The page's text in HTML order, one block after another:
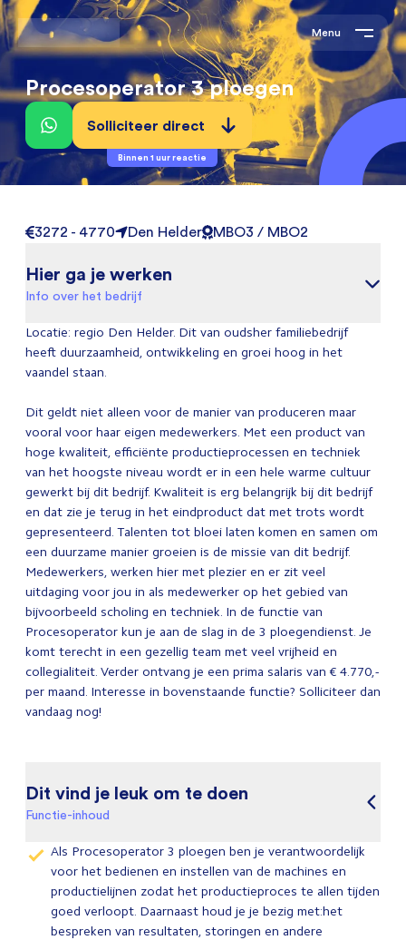
Menu
Procesoperator 3 ploegen
Solliciteer direct
Binnen 1 uur reactie
3272 - 4770 Den Helder MBO3 / MBO2
Hier ga je werken
Info over het bedrijf
Locatie: regio Den Helder. Dit van oudsher familiebedrijf
heeft duurzaamheid, ontwikkeling en groei hoog in het
vaandel staan.
Dit geldt niet alleen voor de manier van produceren maar
vooral voor haar eigen medewerkers. Met een product van
hoge kwaliteit, efficiënte productieprocessen en techniek
van het hoogste niveau wordt er in een hele warme cultuur
gewerkt bij dit bedrijf. Kwaliteit is erg belangrijk bij dit bedrijf
en dat zie je terug in het eindproduct dat met trots wordt
gepresenteerd. Talenten tot bloei laten komen en samen om
een duurzame manier groeien is de missie van dit bedrijf.
Medewerkers, werken hier met plezier en er zit veel
uitdaging voor jou in als medewerker op het gebied van
bijvoorbeeld scholing en techniek. In de functie van
Procesoperator kun je aan de slag in de 3 ploegendienst. Je
komt terecht in een gezellig team met veel vrijheid en
collegialiteit. Verder ontvang je een prima salaris van € 4.770,-
per maand. Interesse in bovenstaande functie? Solliciteer dan
vandaag nog!
Dit vind je leuk om te doen
Functie-inhoud
Als Procesoperator 3 ploegen ben je verantwoordelijk
voor het bedienen en instellen van de machines en
productielijnen zodat het productieproces te allen tijden
goed verloopt. Daarnaast houd je je bezig met:het
bespreken van resultaten, storingen en andere